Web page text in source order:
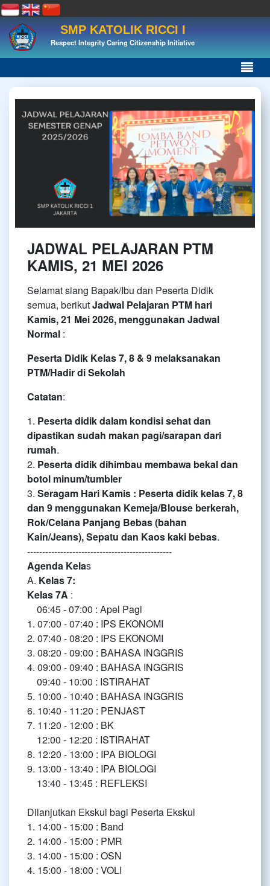
SMP KATOLIK RICCI I
Respect Integrity Caring Citizenship Initiative
JADWAL PELAJARAN PTM
KAMIS, 21 MEI 2026
Selamat siang Bapak/Ibu dan Peserta Didik
semua, berikutJadwal Pelajaran PTM hari
Kamis, 21 Mei 2026, menggunakan Jadwal
Normal :
Peserta Didik Kelas 7, 8 & 9 melaksanakan
PTM/Hadir di Sekolah
Catatan:
1. Peserta didik dalam kondisi sehat dan
dipastikan sudah makan pagi/sarapan dari
rumah.
2. ⁠Peserta didik dihimbau membawa bekal dan
botol minum/tumbler
3. Seragam Hari Kamis : Peserta didik kelas 7, 8
dan 9 menggunakan Kemeja/Blouse berkerah,
Rok/Celana Panjang Bebas (bahan
Kain/Jeans), Sepatu dan Kaos kaki bebas.
------------------------------------------------
Agenda Kelas
A. Kelas 7:
Kelas 7A :
06:45 - 07:00 : Apel Pagi
1. 07:00 - 07:40 : IPS EKONOMI
2. 07:40 - 08:20 : IPS EKONOMI
3. 08:20 - 09:00 : BAHASA INGGRIS
4. 09:00 - 09:40 : BAHASA INGGRIS
09:40 - 10:00 : ISTIRAHAT
5. 10:00 - 10:40 : BAHASA INGGRIS
6. 10:40 - 11:20 : PENJAST
7. 11:20 - 12:00 : BK
12:00 - 12:20 : ISTIRAHAT
8. 12:20 - 13:00 : IPA BIOLOGI
9. 13:00 - 13:40 : IPA BIOLOGI
13:40 - 13:45 : REFLEKSI
Dilanjutkan Ekskul bagi Peserta Ekskul
1. 14:00 - 15:00 : Band
2. 14:00 - 15:00 : PMR
3. 14:00 - 15:00 : OSN
4. 15:00 - 18:00 : VOLI